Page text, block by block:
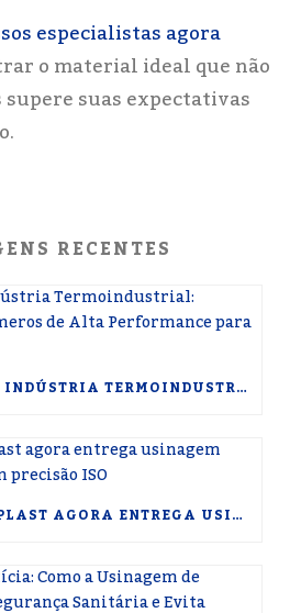
especialistas agora
o material ideal que não
supere suas expectativas
RECENTES
SOLUÇÕES PARA A INDÚSTRIA TERMOINDUSTRIAL: USINABILIDADE E POLÍMEROS DE ALTA PERFORMANCE PARA ALTAS TEMPERATURAS
NOVIDADE: IMPERPLAST AGORA ENTREGA USINAGEM TÉCNICA DE METAIS COM PRECISÃO ISO